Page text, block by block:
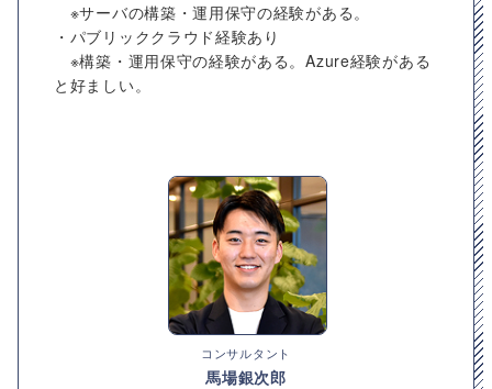
※サーバの構築・運用保守の経験がある。
・パブリッククラウド経験あり
※構築・運用保守の経験がある。Azure経験がある
と好ましい。
コンサルタント
馬場銀次郎